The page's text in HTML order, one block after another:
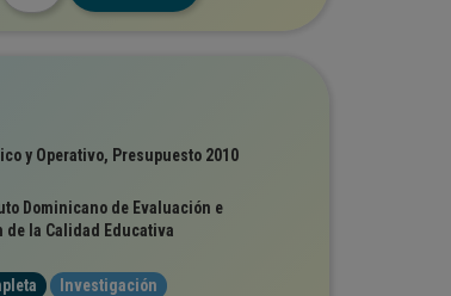
y Operativo, Presupuesto 2010
Dominicano de Evaluación e
de la Calidad Educativa
Investigación